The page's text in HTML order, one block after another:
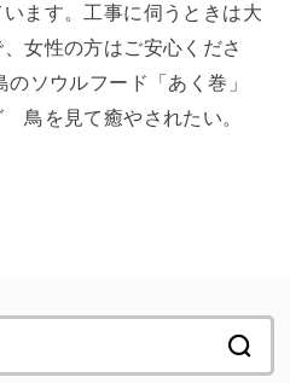
ます。工事に伺うときは大
女性の方はご安心くださ
ソウルフード「あく巻」
鳥を見て癒やされたい。